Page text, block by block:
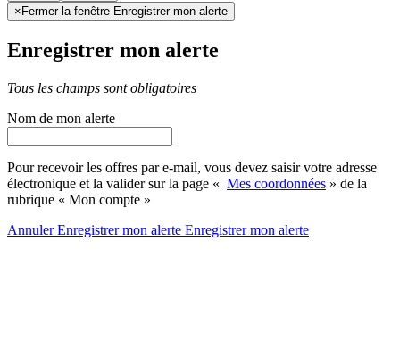
× Fermer la fenêtre Enregistrer mon alerte
Enregistrer mon alerte
Tous les champs sont obligatoires
Nom de mon alerte
Pour recevoir les offres par e-mail, vous devez saisir votre adresse
électronique et la valider sur la page « Mes coordonnées » de la
rubrique « Mon compte »
AnnulerEnregistrer mon alerte Enregistrermon alerte